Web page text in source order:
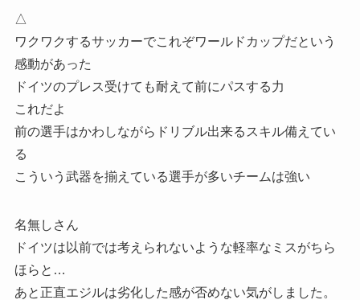
△
ワクワクするサッカーでこれぞワールドカップだという
感動があった
ドイツのプレス受けても耐えて前にパスする力
これだよ
前の選手はかわしながらドリブル出来るスキル備えてい
る
こういう武器を揃えている選手が多いチームは強い
名無しさん
ドイツは以前では考えられないような軽率なミスがちら
ほらと…
あと正直エジルは劣化した感が否めない気がしました。